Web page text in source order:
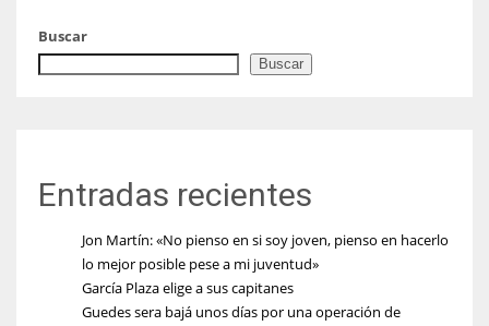
Buscar
Buscar
Entradas recientes
Jon Martín: «No pienso en si soy joven, pienso en hacerlo
lo mejor posible pese a mi juventud»
García Plaza elige a sus capitanes
Guedes sera bajá unos días por una operación de